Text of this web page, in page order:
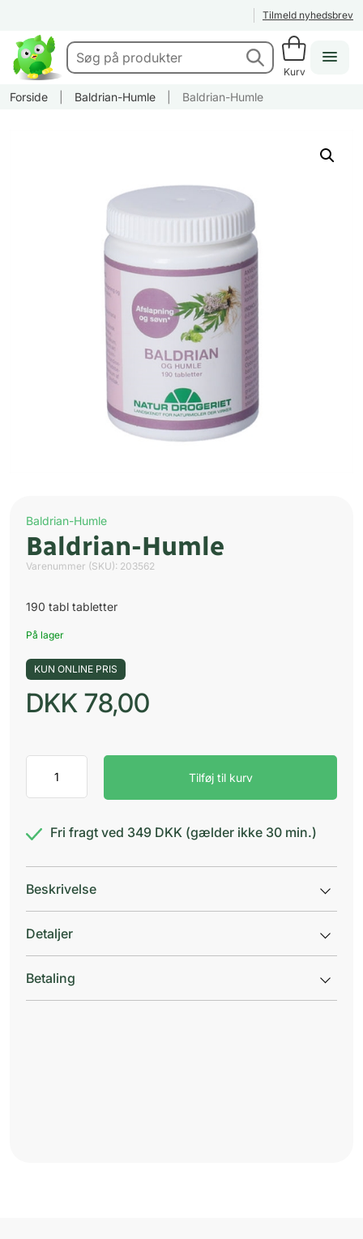
Tilmeld nyhedsbrev
Kurv
Forside Baldrian-Humle Baldrian-Humle
Baldrian-Humle
Baldrian-Humle
Varenummer (SKU): 203562
190 tabl tabletter
På lager
KUN ONLINE PRIS
DKK 78,00
Humle
antal
Tilføj til kurv
Fri fragt ved 349 DKK (gælder ikke 30 min.)
Beskrivelse
Detaljer
Betaling